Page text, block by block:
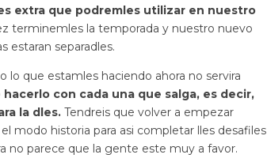
extra que podremles utilizar en nuestro
terminemles la temporada y nuestro nuevo
estaran separadles.
que estamles haciendo ahora no servira
con cada una que salga, es decir,
la dles. Tendreis que volver a empezar
modo historia para asi completar lles desafiles
no parece que la gente este muy a favor.